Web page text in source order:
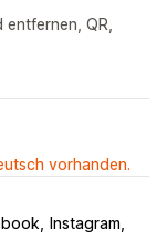
QR,
vorhanden.
Instagram